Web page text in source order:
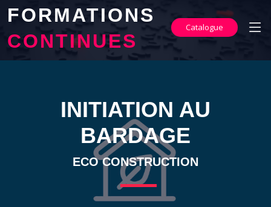
FORMATIONS
CONTINUES
Catalogue
INITIATION AU
BARDAGE
ECO CONSTRUCTION